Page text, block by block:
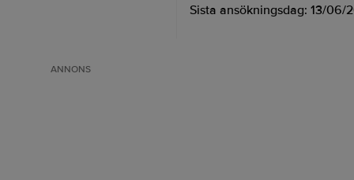
Sista ansökningsdag: 13/06/
ANNONS